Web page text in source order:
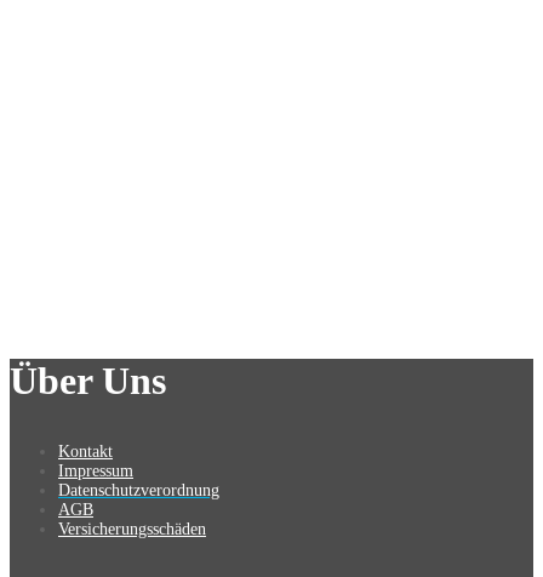
Über Uns
Kontakt
Impressum
Datenschutzverordnung
AGB
Versicherungsschäden